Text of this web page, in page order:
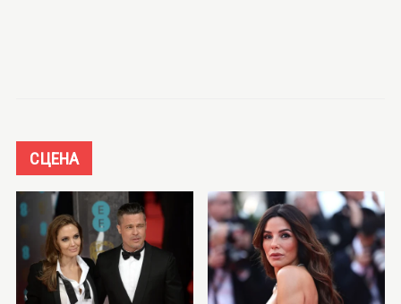
СЦЕНА